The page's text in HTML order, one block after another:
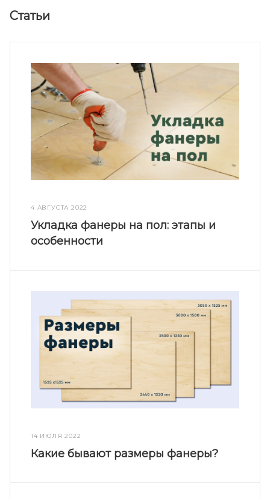
Статьи
4 АВГУСТА 2022
Укладка фанеры на пол: этапы и
особенности
14 ИЮЛЯ 2022
Какие бывают размеры фанеры?